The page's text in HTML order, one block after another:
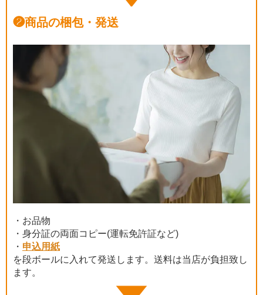
❷商品の梱包・発送
・お品物
・身分証の両面コピー(運転免許証など)
・ 申込用紙
を段ボールに入れて発送します。送料は当店が負担致し
ます。